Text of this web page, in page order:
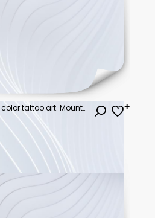
Magic bear double exposure color tattoo art. Mountains, compass. Bear grizzly silhouette t-shirt design. Tourism symbol, adventure, great outdoor